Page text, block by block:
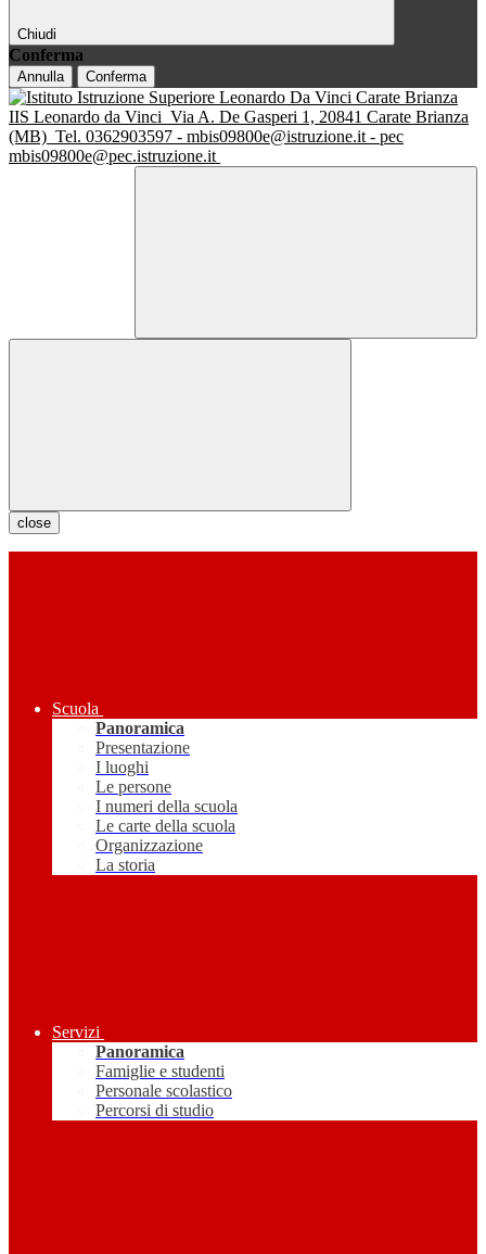
Chiudi
Conferma
Annulla Conferma
IIS Leonardo da Vinci Via A. De Gasperi 1, 20841 Carate Brianza
(MB) Tel. 0362903597 - mbis09800e@istruzione.it - pec
mbis09800e@pec.istruzione.it
close
Scuola
Panoramica
Presentazione
I luoghi
Le persone
I numeri della scuola
Le carte della scuola
Organizzazione
La storia
Servizi
Panoramica
Famiglie e studenti
Personale scolastico
Percorsi di studio